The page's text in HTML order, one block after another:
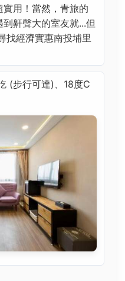
用！當然，青旅的
鼾聲大的室友就...但
找經濟實惠南投埔里
(步行可達)、18度C